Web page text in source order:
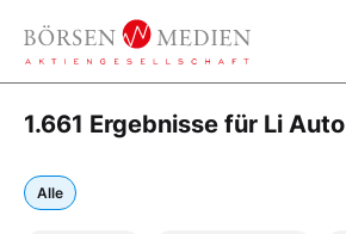
1.661 Ergebnisse für Li Auto
Alle